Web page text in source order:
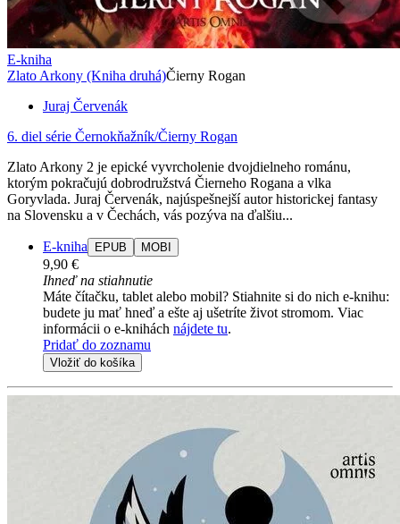
E-kniha
Zlato Arkony (Kniha druhá)Čierny Rogan
Juraj Červenák
6. diel série Černokňažník/Čierny Rogan
Zlato Arkony 2 je epické vyvrcholenie dvojdielneho románu,
ktorým pokračujú dobrodružstvá Čierneho Rogana a vlka
Goryvlada. Juraj Červenák, najúspešnejší autor historickej fantasy
na Slovensku a v Čechách, vás pozýva na ďalšiu...
E-kniha EPUB MOBI
9,90 €
Ihneď na stiahnutie
Máte čítačku, tablet alebo mobil? Stiahnite si do nich e-knihu:
budete ju mať hneď a ešte aj ušetríte život stromom. Viac
informácii o e-knihách nájdete tu.
Pridať do zoznamu
Vložiť do košíka